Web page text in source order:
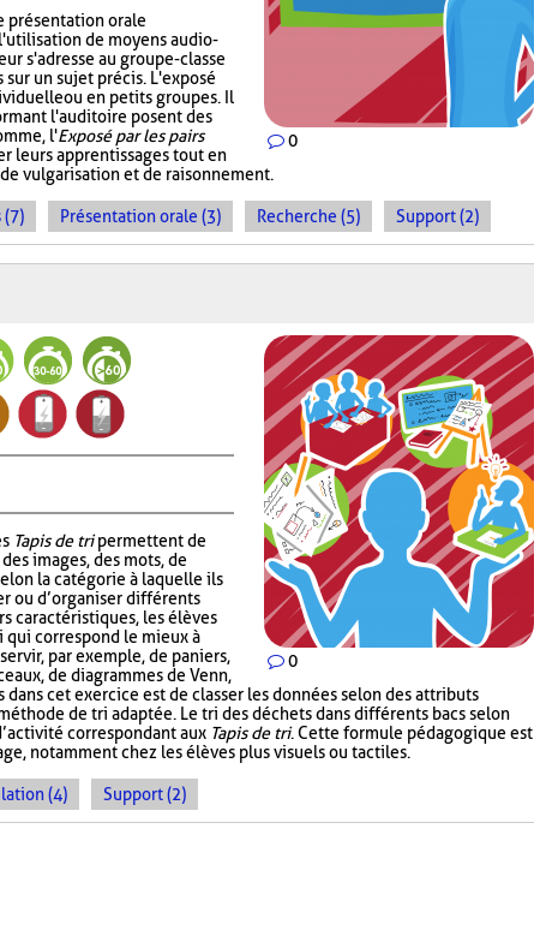
0
présentation orale
de moyens audio-
s'adresse au groupe-classe
un sujet précis. L'exposé
ou en petits groupes. Il
l'auditoire posent des
l'Exposé par les pairs
leurs apprentissages tout en
vulgarisation et de raisonnement.
(7) Présentation orale (3) Recherche (5) Support (2)
0
Tapis de tripermettent de
images, des mots, de
la catégorie à laquelle ils
ou d’organiser différents
caractéristiques, les élèves
correspond le mieux à
par exemple, de paniers,
de diagrammes de Venn,
dans cet exercice est de classer les données selon des attributs
de tri adaptée. Le tri des déchets dans différents bacs selon
correspondant aux Tapis de tri. Cette formule pédagogique est
notamment chez les élèves plus visuels ou tactiles.
(4) Support (2)